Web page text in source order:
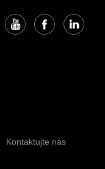
Kontaktujte nás